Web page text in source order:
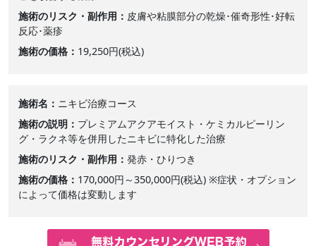
施術のリスク・副作用
皮膚や粘膜部分の乾燥･催奇形性･好転
反応･薬疹
施術の価格
19,250円(税込)
施術名
ニキビ治療コース
施術の説明
プレミアムアクアモイスト・ケミカルピーリン
グ・ラクネ等を併用したニキビに特化した治療
施術のリスク・副作用
発赤・ひりつき
施術の価格
170,000円～350,000円(税込) ※症状・オプション
によって価格は変動します